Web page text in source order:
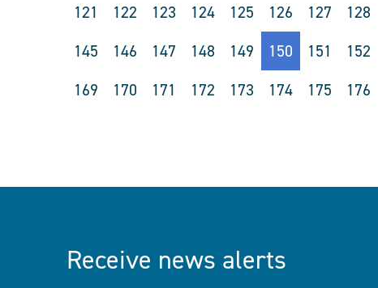
121
122 123 124 125 126 127 128
145
146 147 148 149 150 151 152
169
170 171 172 173 174 175 176
Receive news alerts